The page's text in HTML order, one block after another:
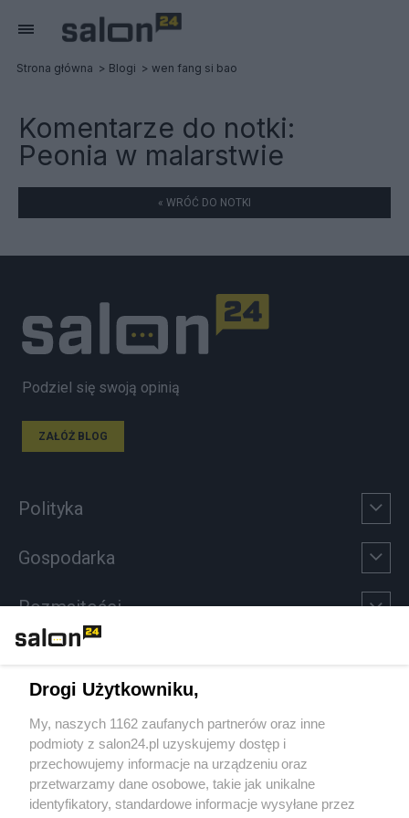
Strona główna Blogi wen fang si bao
Komentarze do notki:
Peonia w malarstwie
« WRÓĆ DO NOTKI
Podziel się swoją opinią
ZAŁÓŻ BLOG
Polityka
Gospodarka
Rozmaitości
Sport
Społeczeństwo
Kultura
Drogi Użytkowniku,
My, naszych 1162 zaufanych partnerów oraz inne
podmioty z salon24.pl uzyskujemy dostęp i
przechowujemy informacje na urządzeniu oraz
przetwarzamy dane osobowe, takie jak unikalne
identyfikatory, standardowe informacje wysyłane przez